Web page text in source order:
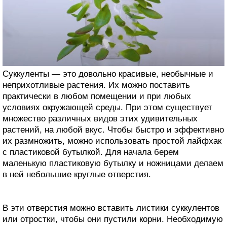
Суккуленты — это довольно красивые, необычные и
неприхотливые растения. Их можно поставить
практически в любом помещении и при любых
условиях окружающей среды. При этом существует
множество различных видов этих удивительных
растений, на любой вкус. Чтобы быстро и эффективно
их размножить, можно использовать простой лайфхак
с пластиковой бутылкой. Для начала берем
маленькую пластиковую бутылку и ножницами делаем
в ней небольшие круглые отверстия.
В эти отверстия можно вставить листики суккулентов
или отростки, чтобы они пустили корни. Необходимую